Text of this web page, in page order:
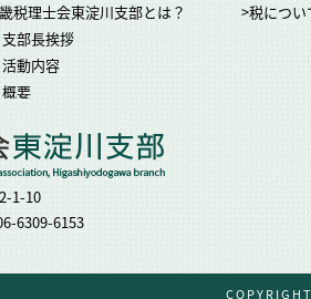
税理士会東淀川支部とは？
支部長挨拶
活動内容
概要
>税につ
1-10
6309-6153